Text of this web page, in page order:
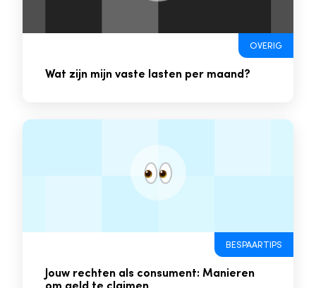
OVERIG
Wat zijn mijn vaste lasten per maand?
BESPAARTIPS
Jouw rechten als consument: Manieren